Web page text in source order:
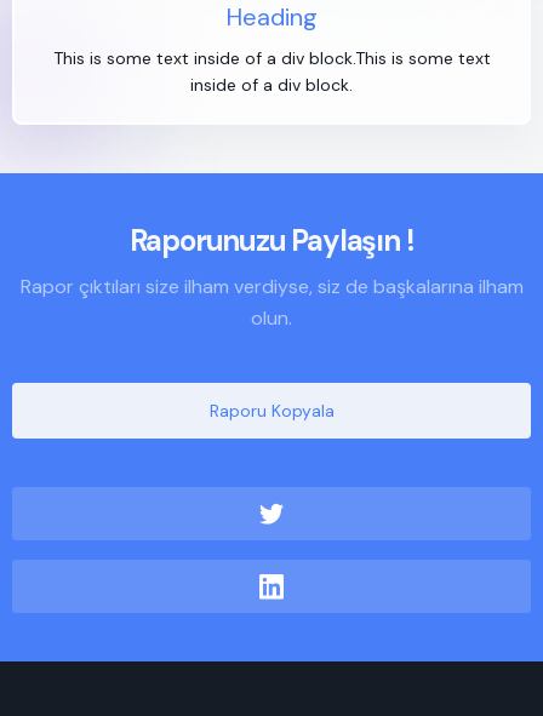
Heading
This is some text inside of a div block.This is some text
inside of a div block.
Raporunuzu Paylaşın !
Rapor çıktıları size ilham verdiyse, siz de başkalarına ilham
olun.
Raporu Kopyala